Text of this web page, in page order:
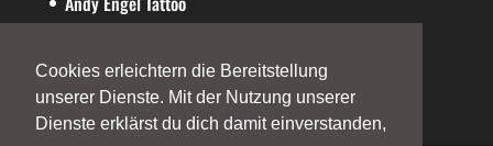
Cookies erleichtern die Bereitstellung
unserer Dienste. Mit der Nutzung unserer
Dienste erklärst du dich damit einverstanden,